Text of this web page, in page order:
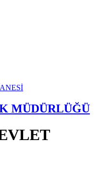
MÜDÜRLÜĞÜ